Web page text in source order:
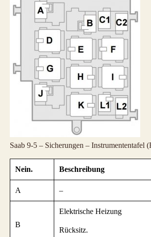
Saab 9-5 – Sicherungen – Instrumententafel
Nein. Beschreibung
A –
B
Elektrische Heizung
Rücksitz.